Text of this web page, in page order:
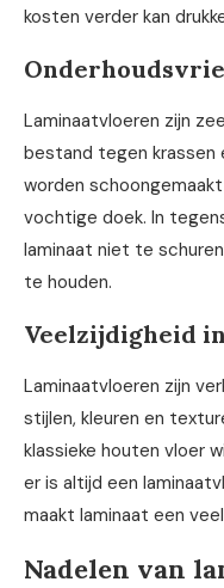
kosten verder kan
Laminaatvloeren zijn
bestand tegen krassen
worden
vochtige doek. In
laminaat niet te
te houden.
Veelzijdigheid
Laminaatvloeren zijn
stijlen, kleuren en
klassieke houten vloer
er is altijd een
maakt laminaat een
Nadelen van